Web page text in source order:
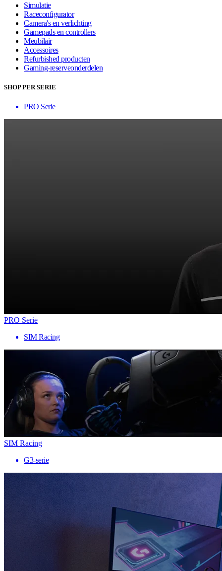
Simulatie
Raceconfigurator
Camera's en verlichting
Gamepads en controllers
Meubilair
Accessoires
Refurbished producten
Gaming-reserveonderdelen
SHOP PER SERIE
PRO Serie
PRO Serie
SIM Racing
SIM Racing
G3-serie